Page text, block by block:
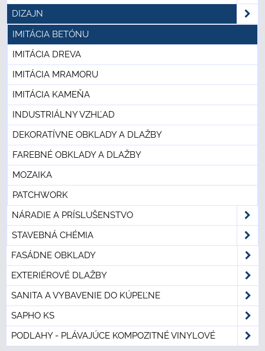
DIZAJN
IMITÁCIA BETÓNU
IMITÁCIA DREVA
IMITÁCIA MRAMORU
IMITÁCIA KAMEŇA
INDUSTRIÁLNY VZHĽAD
DEKORATÍVNE OBKLADY A DLAŽBY
FAREBNÉ OBKLADY A DLAŽBY
MOZAIKA
PATCHWORK
NÁRADIE A PRÍSLUŠENSTVO
STAVEBNÁ CHÉMIA
FASÁDNE OBKLADY
EXTERIÉROVÉ DLAŽBY
SANITA A VYBAVENIE DO KÚPEĽNE
SAPHO KS
PODLAHY - PLÁVAJÚCE KOMPOZITNÉ VINYLOVÉ